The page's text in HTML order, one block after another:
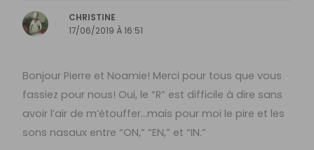
CHRISTINE
17/06/2019 À 16:51
Bonjour Pierre et Noamie! Merci pour tous que vous
fassiez pour nous! Oui, le “R” est difficile à dire sans
avoir l’air de m’étouffer…mais pour moi le pire et les
sons nasaux entre “ON,” “EN,” et “IN.”